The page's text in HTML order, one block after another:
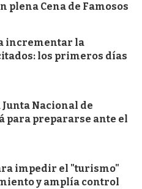
plena Cena de Famosos
incrementar la
los primeros días
Nacional de
para prepararse ante el
impedir el "turismo"
y amplía control